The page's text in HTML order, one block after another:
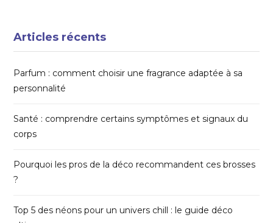
Articles récents
Parfum : comment choisir une fragrance adaptée à sa
personnalité
Santé : comprendre certains symptômes et signaux du
corps
Pourquoi les pros de la déco recommandent ces brosses
?
Top 5 des néons pour un univers chill : le guide déco